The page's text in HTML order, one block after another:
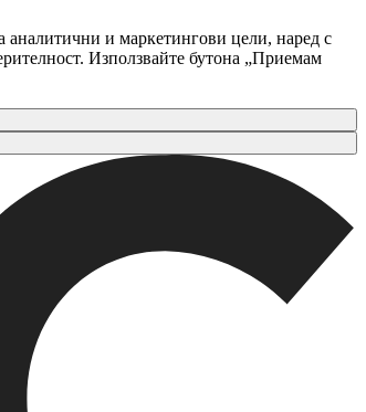
аналитични и маркетингови цели, наред с
Използвайте бутона „Приемам